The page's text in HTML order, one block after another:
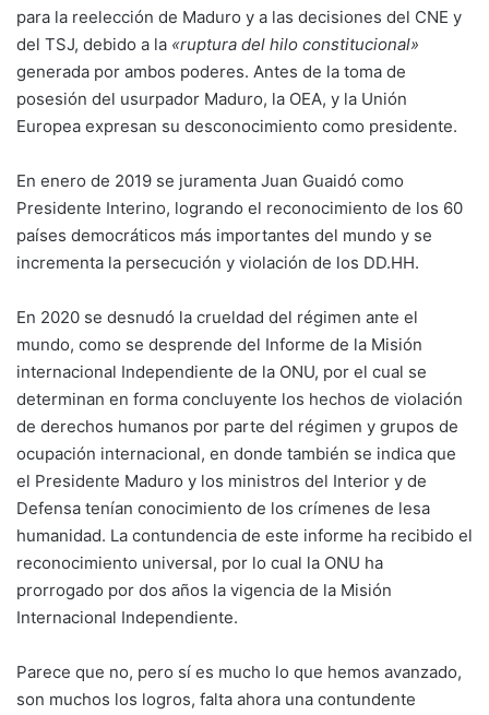
para la reelección de Maduro y a las decisiones del CNE y
del TSJ, debido a la «ruptura del hilo constitucional»
generada por ambos poderes. Antes de la toma de
posesión del usurpador Maduro, la OEA, y la Unión
Europea expresan su desconocimiento como presidente.
En enero de 2019 se juramenta Juan Guaidó como
Presidente Interino, logrando el reconocimiento de los 60
países democráticos más importantes del mundo y se
incrementa la persecución y violación de los DD.HH.
En 2020 se desnudó la crueldad del régimen ante el
mundo, como se desprende del Informe de la Misión
internacional Independiente de la ONU, por el cual se
determinan en forma concluyente los hechos de violación
de derechos humanos por parte del régimen y grupos de
ocupación internacional, en donde también se indica que
el Presidente Maduro y los ministros del Interior y de
Defensa tenían conocimiento de los crímenes de lesa
humanidad. La contundencia de este informe ha recibido el
reconocimiento universal, por lo cual la ONU ha
prorrogado por dos años la vigencia de la Misión
Internacional Independiente.
Parece que no, pero sí es mucho lo que hemos avanzado,
son muchos los logros, falta ahora una contundente